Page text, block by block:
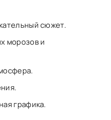
сюжет.
морозов и
графика.